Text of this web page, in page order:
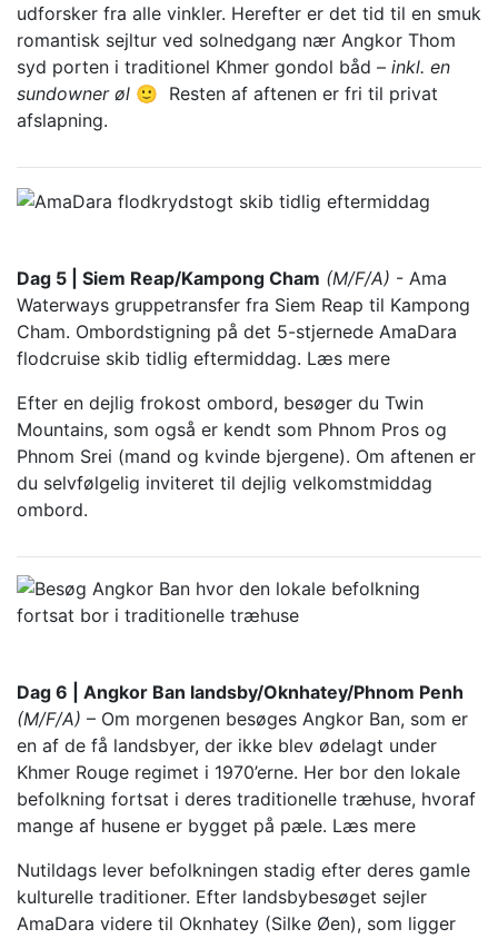
udforsker fra alle vinkler. Herefter er det tid til en smuk
romantisk sejltur ved solnedgang nær Angkor Thom
syd porten i traditionel Khmer gondol båd – inkl. en
sundowner øl 🙂 Resten af aftenen er fri til privat
afslapning.
Dag 5 | Siem Reap/Kampong Cham (M/F/A) - Ama
Waterways gruppetransfer fra Siem Reap til Kampong
Cham. Ombordstigning på det 5-stjernede AmaDara
flodcruise skib tidlig eftermiddag. Læs mere
Efter en dejlig frokost ombord, besøger du Twin
Mountains, som også er kendt som Phnom Pros og
Phnom Srei (mand og kvinde bjergene). Om aftenen er
du selvfølgelig inviteret til dejlig velkomstmiddag
ombord.
Dag 6 | Angkor Ban landsby/Oknhatey/Phnom Penh
(M/F/A) – Om morgenen besøges Angkor Ban, som er
en af de få landsbyer, der ikke blev ødelagt under
Khmer Rouge regimet i 1970’erne. Her bor den lokale
befolkning fortsat i deres traditionelle træhuse, hvoraf
mange af husene er bygget på pæle. Læs mere
Nutildags lever befolkningen stadig efter deres gamle
kulturelle traditioner. Efter landsbybesøget sejler
AmaDara videre til Oknhatey (Silke Øen), som ligger